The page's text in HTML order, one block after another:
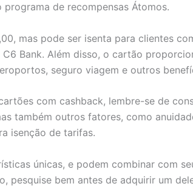
de recompensas Átomos.
mas pode ser isenta para clientes
Bank. Além disso, o cartão
seguro viagem e outros
com cashback, lembre-se de
também outros fatores, como
isenção de tarifas.
únicas, e podem combinar com
pesquise bem antes de adquirir um